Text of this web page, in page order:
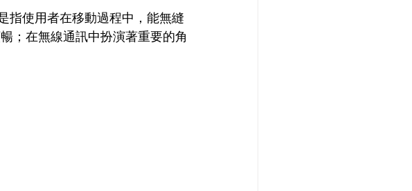
指使用者在移動過程中，能無縫
；在無線通訊中扮演著重要的角